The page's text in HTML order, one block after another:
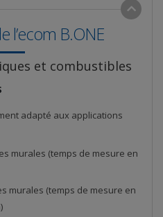
l’ecom B.ONE
et combustibles
adapté aux applications
murales (temps de mesure en
murales (temps de mesure en